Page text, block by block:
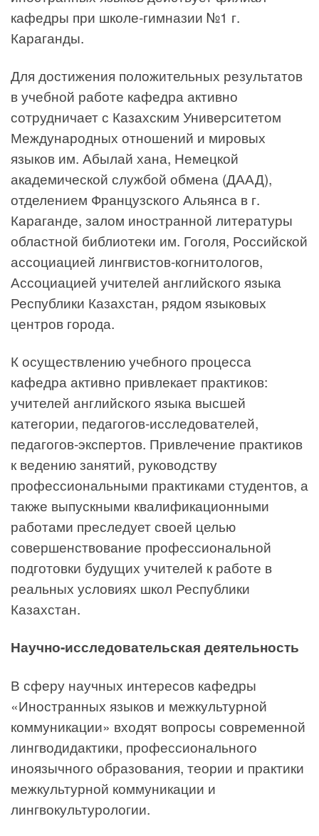
кафедры при школе-гимназии №1 г.
Караганды.
Для достижения положительных результатов
в учебной работе кафедра активно
сотрудничает с Казахским Университетом
Международных отношений и мировых
языков им. Абылай хана, Немецкой
академической службой обмена (ДААД),
отделением Французского Альянса в г.
Караганде, залом иностранной литературы
областной библиотеки им. Гоголя, Российской
ассоциацией лингвистов-когнитологов,
Ассоциацией учителей английского языка
Республики Казахстан, рядом языковых
центров города.
К осуществлению учебного процесса
кафедра активно привлекает практиков:
учителей английского языка высшей
категории, педагогов-исследователей,
педагогов-экспертов. Привлечение практиков
к ведению занятий, руководству
профессиональными практиками студентов, а
также выпускными квалификационными
работами преследует своей целью
совершенствование профессиональной
подготовки будущих учителей к работе в
реальных условиях школ Республики
Казахстан.
Научно-исследовательская деятельность
В сферу научных интересов кафедры
«Иностранных языков и межкультурной
коммуникации» входят вопросы современной
лингводидактики, профессионального
иноязычного образования, теории и практики
межкультурной коммуникации и
лингвокультурологии.